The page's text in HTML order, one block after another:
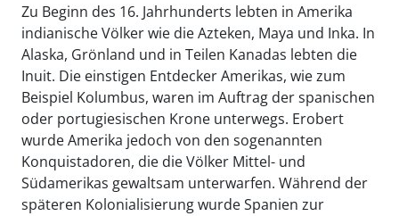
Zu Beginn des 16. Jahrhunderts lebten in Amerika
indianische Völker wie die Azteken, Maya und Inka. In
Alaska, Grönland und in Teilen Kanadas lebten die
Inuit. Die einstigen Entdecker Amerikas, wie zum
Beispiel Kolumbus, waren im Auftrag der spanischen
oder portugiesischen Krone unterwegs. Erobert
wurde Amerika jedoch von den sogenannten
Konquistadoren, die die Völker Mittel- und
Südamerikas gewaltsam unterwarfen. Während der
späteren Kolonialisierung wurde Spanien zur